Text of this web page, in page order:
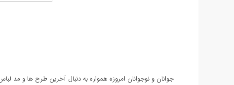
جوانان و نوجوانان امروزه همواره به دنبال آخرین طرح ها